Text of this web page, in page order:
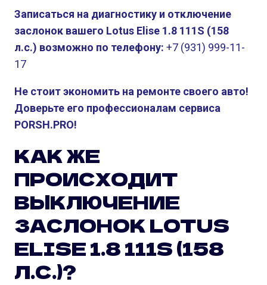
Записаться на диагностику и отключение
заслонок вашего Lotus Elise 1.8 111S (158
л.с.) возможно по телефону: +7 (931) 999-11-
17
Не стоит экономить на ремонте своего авто!
Доверьте его профессионалам сервиса
PORSH.PRO!
КАК ЖЕ
ПРОИСХОДИТ
ВЫКЛЮЧЕНИЕ
ЗАСЛОНОК LOTUS
ELISE 1.8 111S (158
Л.С.)?